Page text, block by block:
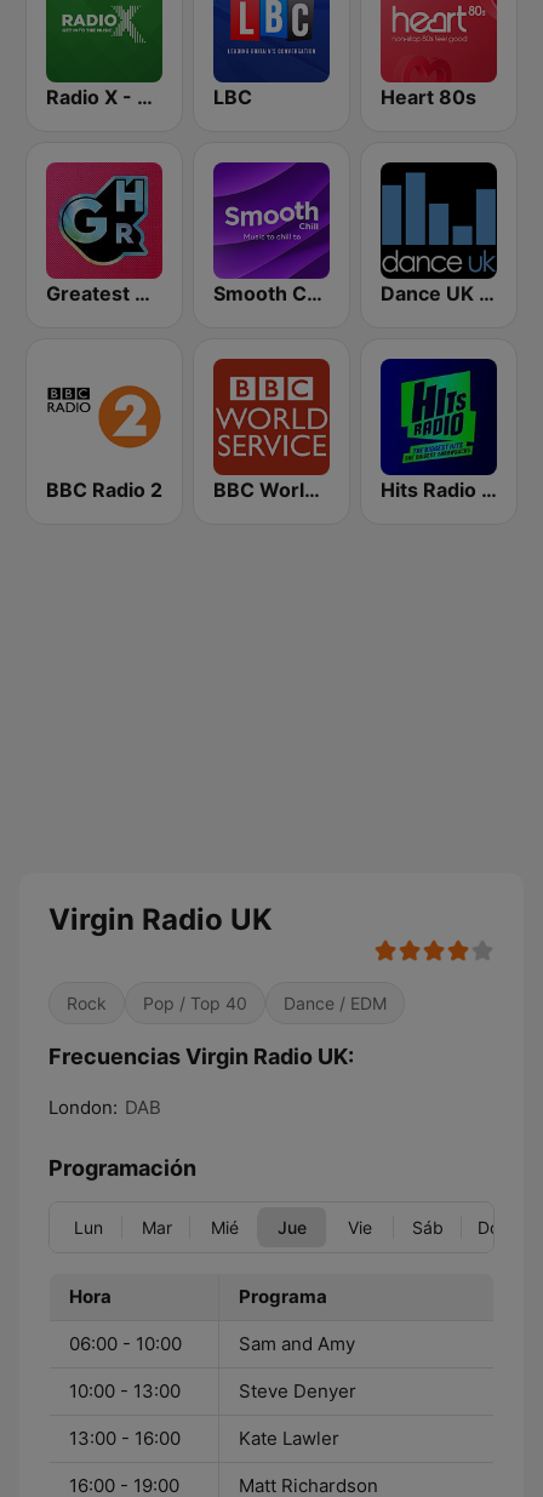
Radio X - London LBC Heart 80s
Greatest Hits Radio Smooth Chill Dance UK Radio
BBC Radio 2 BBC World Service Hits Radio Manchester
Virgin Radio UK
Rock Pop / Top 40 Dance / EDM
Frecuencias Virgin Radio UK:
London: DAB
Programación
Lun Mar Mié Jue Vie Sáb Dom
Hora Programa
06:00 - 10:00 Sam and Amy
10:00 - 13:00 Steve Denyer
13:00 - 16:00 Kate Lawler
16:00 - 19:00 Matt Richardson